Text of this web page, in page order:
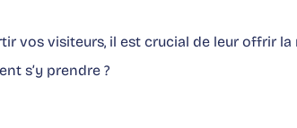
vos visiteurs, il est crucial de leur offrir
s’y prendre ?